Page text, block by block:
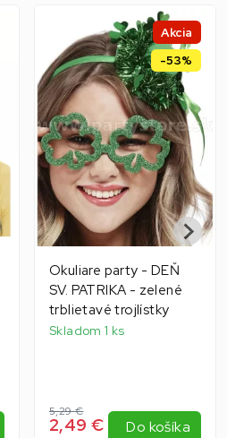
Akcia
-53%
Okuliare party - DEŇ
SV. PATRIKA - zelené
trblietavé trojlístky
Skladom 1 ks
5,29 €
2,49 € Do košíka